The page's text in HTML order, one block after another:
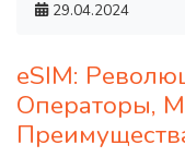
29.04.2024
eSIM:
Операторы,